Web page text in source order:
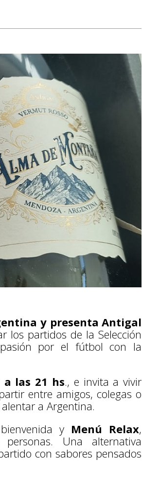
y presenta Antigal
los partidos de la Selección
por el fútbol con la
las 21 hs., e invita a vivir
entre amigos, colegas o
a Argentina.
y Menú Relax,
Una alternativa
con sabores pensados